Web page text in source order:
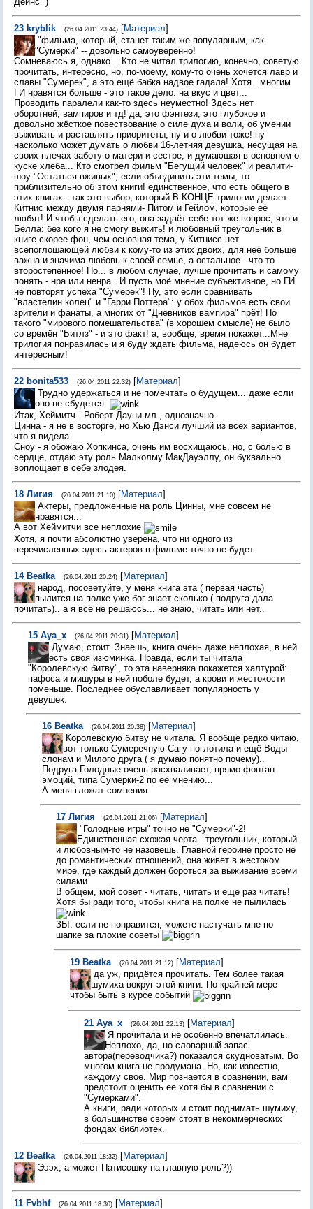
23 kryblik (26.04.2011 23:44) [Материал]
"фильма, который, станет таким же популярным, как
"Сумерки" -- довольно самоуверенно!
Сомневаюсь я, однако... Кто не читал трилогию, конечно, советую
прочитать, интересно, но, по-моему, кому-то очень хочется лавр и
славы "Сумерек", а это ещё бабка надвое гадала! Хотя...многим
ГИ нравятся больше - это такое дело: на вкус и цвет...
Проводить паралели как-то здесь неуместно! Здесь нет
оборотней, вампиров и тд! да, это фэнтези, это глубокое и
довольно жёсткое повествование о силе духа и воли, об умении
выживать и раставлять приоритеты, ну и о любви тоже! ну
насколько может думать о любви 16-летняя девушка, несущая на
своих плечах заботу о матери и сестре, и думаюшая в основном о
куске хлеба... Кто смотрел фильм "Бегущий человек" и реалити-
шоу "Остаться вживых", если объединить эти темы, то
приблизительно об этом книги! единственное, что есть общего в
этих книгах - так это выбор, который В КОНЦЕ трилогии делает
Китнис между двумя парнями- Питом и Гейлом, которые её
любят! И чтобы сделать его, она задаёт себе тот же вопрос, что и
Белла: без кого я не смогу выжить! и любовный треугольник в
книге скорее фон, чем основная тема, у Китнисс нет
всепоглошающей любви к кому-то из этих двоих, для неё больше
важна и значима любовь к своей семье, а остальное - что-то
второстепенное! Но... в любом случае, лучше прочитать и самому
понять - нра или ненра...И пусть моё мнение субъективное, но ГИ
не повторят успеха "Сумерек"! Ну, это если сравнивать
"властелин колец" и "Гарри Поттера": у обох фильмов есть свои
зрители и фанаты, а многих от "Дневников вампира" прёт! Но
такого "мирового помешательства" (в хорошем смысле) не было
со времён "Битлз" - и это факт! а, вообще, время покажет...Мне
трилогия понравилась и я буду ждать фильма, надеюсь он будет
интересным!
22 bonita533 (26.04.2011 22:32) [Материал]
Трудно удержаться и не помечтать о будущем... даже если
оно не сбудется.
Итак, Хеймитч - Роберт Дауни-мл., однозначно.
Цинна - я не в восторге, но Хью Дэнси лучший из всех вариантов,
что я видела.
Сноу - я обожаю Хопкинса, очень им восхищаюсь, но, с болью в
сердце, отдаю эту роль Малколму МакДауэллу, он буквально
воплощает в себе злодея.
18 Лигия (26.04.2011 21:10) [Материал]
Актеры, предложенные на роль Цинны, мне совсем не
нравятся...
А вот Хеймитчи все неплохие
Хотя, я почти абсолютно уверена, что ни одного из
перечисленных здесь актеров в фильме точно не будет
14 Beatka (26.04.2011 20:24) [Материал]
народ, посоветуйте, у меня книга эта ( первая часть)
пылится на полке уже бог знает сколько ( подруга дала
почитать).. а я всё не решаюсь... не знаю, читать или нет..
15 Aya_x (26.04.2011 20:31) [Материал]
Думаю, стоит. Знаешь, книга очень даже неплохая, в ней
есть своя изюминка. Правда, если ты читала
"Королевскую битву", то эта наверняка покажется халтурой:
пафоса и мишуры в ней поболе будет, а крови и жестокости
поменьше. Последнее обуславливает популярность у
девушек.
16 Beatka (26.04.2011 20:38) [Материал]
Королевскую битву не читала. Я вообще редко читаю,
вот только Сумеречную Сагу поглотила и ещё Воды
слонам и Милого друга ( я думаю понятно почему)..
Подруга Голодные очень расхваливает, прямо фонтан
эмоций, типа Сумерки-2 по её мнению...
А меня гложат сомнения
17 Лигия (26.04.2011 21:06) [Материал]
"Голодные игры" точно не "Сумерки"-2!
Единственная схожая черта - треугольник, который
и любовным-то не назовешь. Главной героине просто не
до романтических отношений, она живет в жестоком
мире, где каждый должен бороться за выживание всеми
силами.
В общем, мой совет - читать, читать и еще раз читать!
Хотя бы ради того, чтобы книга на полке не пылилась
ЗЫ: если не понравится, можете настучать мне по
шапке за плохие советы
19 Beatka (26.04.2011 21:12) [Материал]
да уж, придётся прочитать. Тем более такая
шумиха вокруг этой книги. По крайней мере
чтобы быть в курсе событий
21 Aya_x (26.04.2011 22:13) [Материал]
Я прочитала и не особенно впечатлилась.
Неплохо, да, но словарный запас
автора(переводчика?) показался скудноватым. Во
многом книга не продумана. Но, как известно,
каждому свое. Мир познается в сравнении, вам
предстоит оценить ее хотя бы в сравнении с
"Сумерками".
А книги, ради которых и стоит поднимать шумиху,
в большинстве своем стоят в некоммерческих
фондах библиотек.
12 Beatka (26.04.2011 18:32) [Материал]
Эээх, а может Патисошку на главную роль?))
11 Fvbhf (26.04.2011 18:30) [Материал]